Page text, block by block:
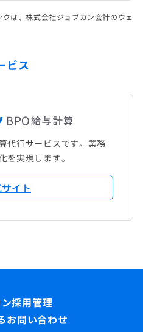
は、株式会社ジョブカン会計のウェ
ビス
代行サービスです。業務
を実現します。
イト
お問い合わせ